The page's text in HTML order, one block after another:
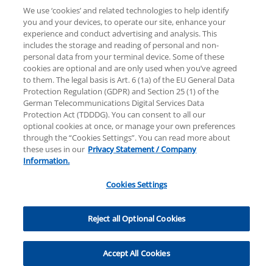
Rechtliche Hinweise Datenschutzerklärung
Sitemap Hilfe Unternehmensangaben
© 2025 KPMG AG Wirtschaftsprüfungsgesellschaft,
eine Aktiengesellschaft nach deutschem Recht und
ein Mitglied der globalen KPMG-Organisation
unabhängiger Mitgliedsfirmen, die KPMG
International Limited, einer Private English Company
Limited by Guarantee, angeschlossen sind. Alle Rechte
vorbehalten. Für weitere Einzelheiten über die
Struktur der globalen Organisation von KPMG
https://home.kpmg/governance
We use ‘cookies’ and related technologies to help identify
you and your devices, to operate our site, enhance your
experience and conduct advertising and analysis. This
includes the storage and reading of personal and non-
personal data from your terminal device. Some of these
cookies are optional and are only used when you’ve agreed
to them. The legal basis is Art. 6 (1a) of the EU General Data
Protection Regulation (GDPR) and Section 25 (1) of the
German Telecommunications Digital Services Data
Protection Act (TDDDG). You can consent to all our
optional cookies at once, or manage your own preferences
through the “Cookies Settings”. You can read more about
these uses in our Privacy Statement / Company
Information.
Cookies Settings
Reject all Optional Cookies
Accept All Cookies